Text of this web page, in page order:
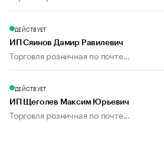
ДЕЙСТВУЕТ
ИП Сяинов Дамир Равилевич
Торговля розничная по почте...
ДЕЙСТВУЕТ
ИП Щеголев Максим Юрьевич
Торговля розничная по почте...